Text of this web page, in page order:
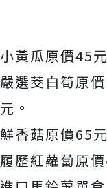
小黃瓜原價45
嚴選茭白筍原
元。
鮮香菇原價65
履歷紅蘿蔔原